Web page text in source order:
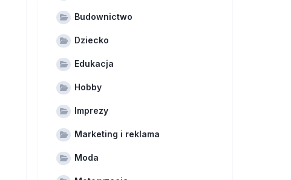
Budownictwo
Dziecko
Edukacja
Hobby
Imprezy
Marketing i reklama
Moda